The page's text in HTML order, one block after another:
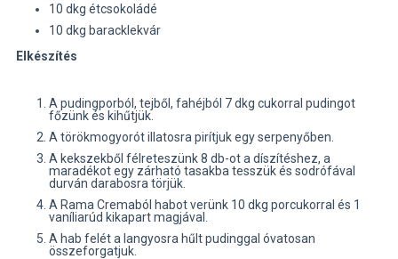
10 dkg étcsokoládé
10 dkg baracklekvár
Elkészítés
A pudingporból, tejből, fahéjból 7 dkg cukorral pudingot
főzünk és kihűtjük.
A törökmogyorót illatosra pirítjuk egy serpenyőben.
A kekszekből félreteszünk 8 db-ot a díszítéshez, a
maradékot egy zárható tasakba tesszük és sodrófával
durván darabosra törjük.
A Rama Cremaból habot verünk 10 dkg porcukorral és 1
vaníliarúd kikapart magjával.
A hab felét a langyosra hűlt pudinggal óvatosan
összeforgatjuk.